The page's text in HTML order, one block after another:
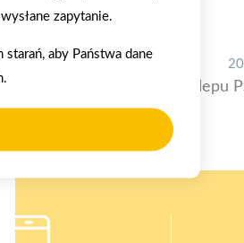
Otwarcie sklepu
zapytanie.
aby Państwa dane